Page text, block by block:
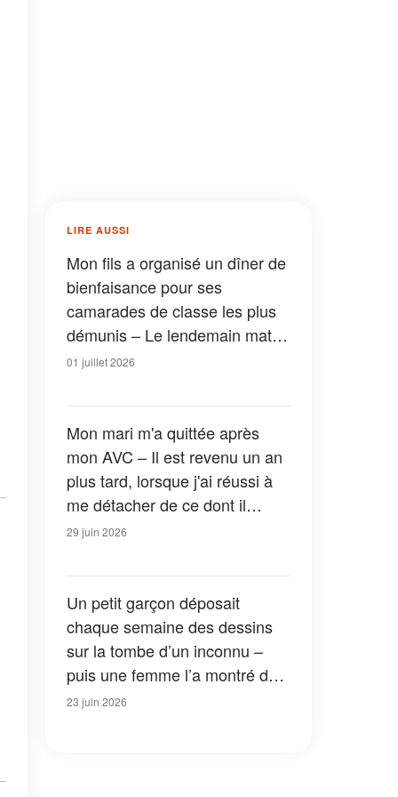
LIRE AUSSI
Mon fils a organisé un dîner de
bienfaisance pour ses
camarades de classe les plus
démunis – Le lendemain matin,
nous avons trouvé un
01 juillet 2026
Mon mari m'a quittée après
mon AVC – Il est revenu un an
plus tard, lorsque j'ai réussi à
me détacher de ce dont il
pensait que je ne pouvais pas
29 juin 2026
Un petit garçon déposait
chaque semaine des dessins
sur la tombe d’un inconnu –
puis une femme l’a montré du
doigt en disant : « C’est
23 juin 2026